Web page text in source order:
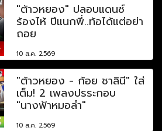
"ต้าวหยอง" ปลอบแดนซ์
ร้องไห้ ปีแนกพี่..ท้อได้แต่อย่า
ถอย
10 ส.ค. 2569
"ต้าวหยอง - ก้อย ชาลินี" ใส่
เต็ม! 2 เพลงปรระกอบ
"นางฟ้าหมอลำ"
10 ส.ค. 2569